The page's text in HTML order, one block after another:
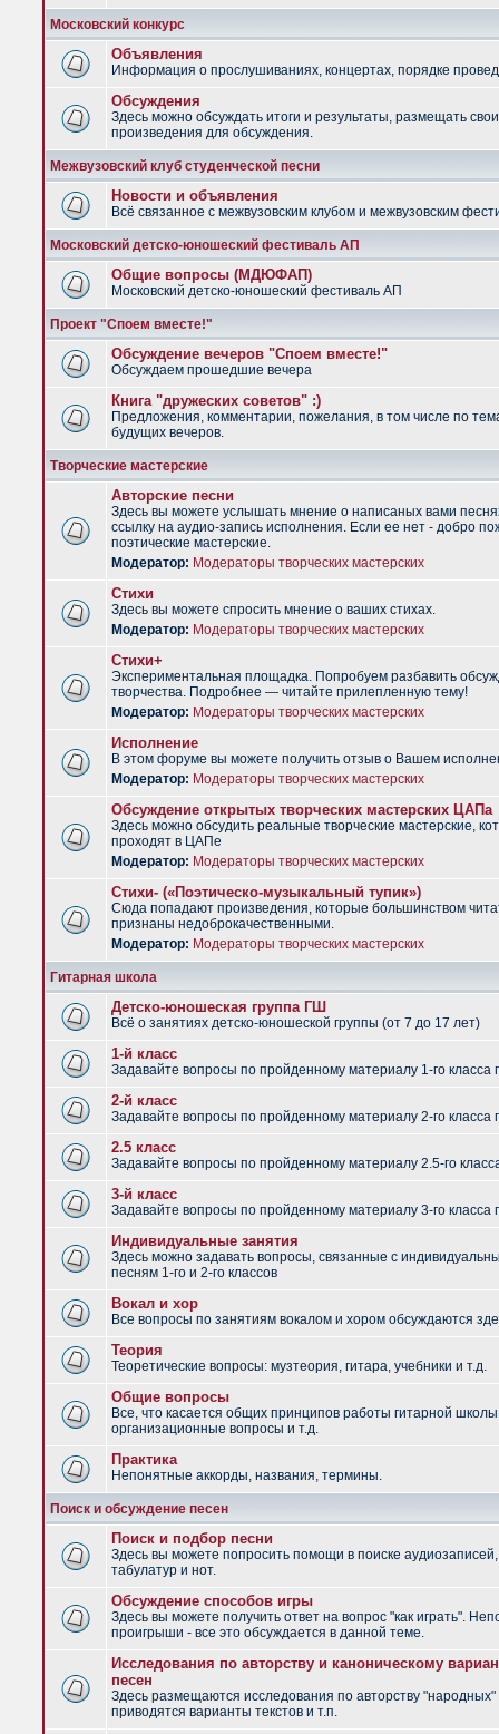
Московский конкурс
Объявления
Информация о прослушиваниях, концертах, порядке
Обсуждения
Здесь можно обсуждать итоги и результаты, размещать
произведения для обсуждения.
Межвузовский клуб студенческой песни
Новости и объявления
Всё связанное с межвузовским клубом и межвузовским
Московский детско-юношеский фестиваль АП
Общие вопросы (МДЮФАП)
Московский детско-юношеский фестиваль АП
Проект "Споем вместе!"
Обсуждение вечеров "Споем вместе!"
Обсуждаем прошедшие вечера
Книга "дружеских советов" :)
Предложения, комментарии, пожелания, в том числе по
будущих вечеров.
Творческие мастерские
Авторские песни
Здесь вы можете услышать мнение о написаных вами
ссылку на аудио-запись исполнения. Если ее нет - добро
поэтические мастерские.
Модератор: Модераторы творческих мастерских
Стихи
Здесь вы можете спросить мнение о ваших стихах.
Модератор: Модераторы творческих мастерских
Стихи+
Экспериментальная площадка. Попробуем разбавить
творчества. Подробнее — читайте прилепленную тему!
Модератор: Модераторы творческих мастерских
Исполнение
В этом форуме вы можете получить отзыв о Вашем
Модератор: Модераторы творческих мастерских
Обсуждение открытых творческих мастерских ЦАПа
Здесь можно обсудить реальные творческие мастерские,
проходят в ЦАПе
Модератор: Модераторы творческих мастерских
Стихи- («Поэтическо-музыкальный тупик»)
Сюда попадают произведения, которые большинством
признаны недоброкачественными.
Модератор: Модераторы творческих мастерских
Гитарная школа
Детско-юношеская группа ГШ
Всё о занятиях детско-юношеской группы (от 7 до 17 лет)
1-й класс
Задавайте вопросы по пройденному материалу 1-го класса
2-й класс
Задавайте вопросы по пройденному материалу 2-го класса
2.5 класс
Задавайте вопросы по пройденному материалу 2.5-го
3-й класс
Задавайте вопросы по пройденному материалу 3-го класса
Индивидуальные занятия
Здесь можно задавать вопросы, связанные с
песням 1-го и 2-го классов
Вокал и хор
Все вопросы по занятиям вокалом и хором обсуждаются
Теория
Теоретические вопросы: музтеория, гитара, учебники и т.д.
Общие вопросы
Все, что касается общих принципов работы гитарной
организационные вопросы и т.д.
Практика
Непонятные аккорды, названия, термины.
Поиск и обсуждение песен
Поиск и подбор песни
Здесь вы можете попросить помощи в поиске аудиозаписей,
табулатур и нот.
Обсуждение способов игры
Здесь вы можете получить ответ на вопрос "как играть".
проигрыши - все это обсуждается в данной теме.
Исследования по авторству и каноническому
песен
Здесь размещаются исследования по авторству "народных"
приводятся варианты текстов и т.п.